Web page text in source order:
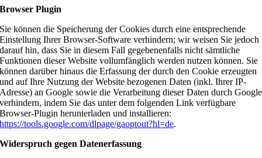
Browser Plugin
Sie können die Speicherung der Cookies durch eine entsprechende
Einstellung Ihrer Browser-Software verhindern; wir weisen Sie jedoch
darauf hin, dass Sie in diesem Fall gegebenenfalls nicht sämtliche
Funktionen dieser Website vollumfänglich werden nutzen können. Sie
können darüber hinaus die Erfassung der durch den Cookie erzeugten
und auf Ihre Nutzung der Website bezogenen Daten (inkl. Ihrer IP-
Adresse) an Google sowie die Verarbeitung dieser Daten durch Google
verhindern, indem Sie das unter dem folgenden Link verfügbare
Browser-Plugin herunterladen und installieren:
https://tools.google.com/dlpage/gaoptout?hl=de.
Widerspruch gegen Datenerfassung